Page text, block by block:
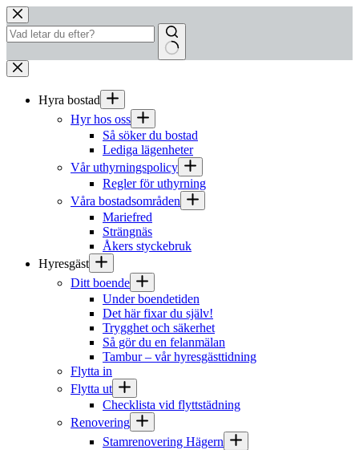
Hoppa
till
innehåll
Inga
resultat
Hyra bostad
Hyr hos oss
Så söker du bostad
Lediga lägenheter
Vår uthyrningspolicy
Regler för uthyrning
Våra bostadsområden
Mariefred
Strängnäs
Åkers styckebruk
Hyresgäst
Ditt boende
Under boendetiden
Det här fixar du själv!
Trygghet och säkerhet
Så gör du en felanmälan
Tambur – vår hyresgästtidning
Flytta in
Flytta ut
Checklista vid flyttstädning
Renovering
Stamrenovering Hägern